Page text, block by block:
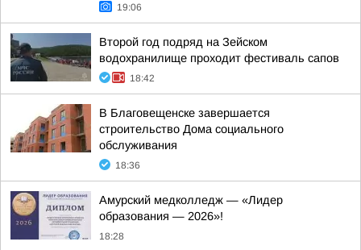
19:06
Второй год подряд на Зейском
водохранилище проходит фестиваль сапов
18:42
В Благовещенске завершается
строительство Дома социального
обслуживания
18:36
Амурский медколледж — «Лидер
образования — 2026»!
18:28